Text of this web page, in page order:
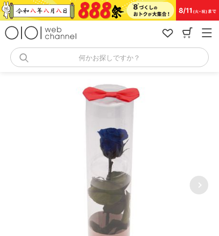
コ
ン
何かお探しですか？